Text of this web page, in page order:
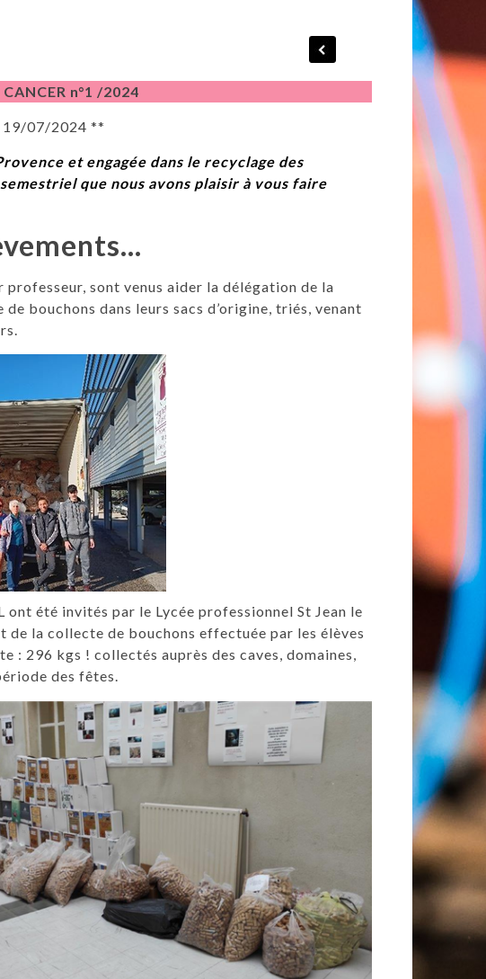
n°1 /2024
07/2024 **
et engagée dans le recyclage des
que nous avons plaisir à vous faire
professeur, sont venus aider la délégation de la
bouchons dans leurs sacs d’origine, triés, venant
ont été invités par le Lycée professionnel St Jean le
la collecte de bouchons effectuée par les élèves
: 296 kgs ! collectés auprès des caves, domaines,
des fêtes.